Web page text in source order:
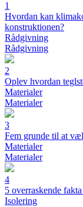
1
Hvordan kan
konstruktionen?
Rådgivning
Rådgivning
2
Oplev hvordan
Materialer
Materialer
3
Fem grunde til at
Materialer
Materialer
4
5 overraskende
Isolering